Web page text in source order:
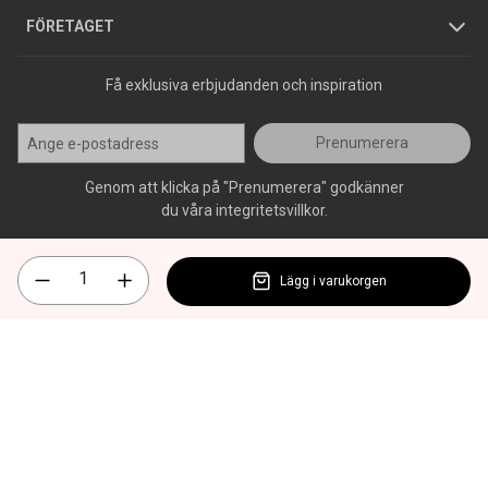
FÖRETAGET
Press
Få exklusiva erbjudanden och inspiration
Prenumerera
Genom att klicka på "Prenumerera" godkänner
du våra integritetsvillkor.
Lägg i varukorgen